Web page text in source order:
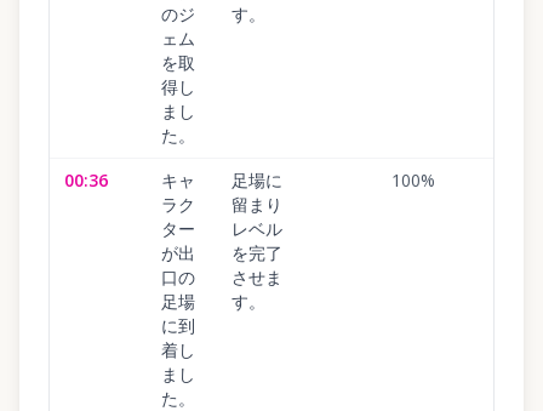
のジ
ェム
を取
得し
まし
た。
す。
00:36
キャ
ラク
ター
が出
口の
足場
に到
着し
まし
た。
足場に
留まり
レベル
を完了
させま
す。
100%